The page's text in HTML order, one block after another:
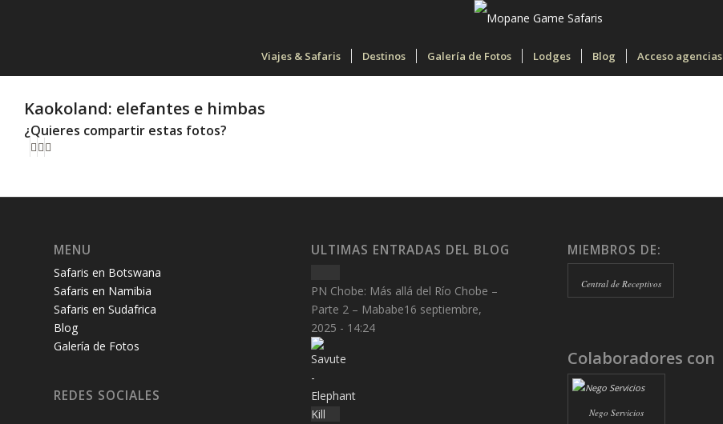
Viajes & Safaris Destinos Galería de Fotos Lodges Blog Acceso agencias
Kaokoland: elefantes e himbas
¿Quieres compartir estas fotos?
MENU
Safaris en Botswana
Safaris en Namibia
Safaris en Sudafrica
Blog
Galería de Fotos
REDES SOCIALES
ULTIMAS ENTRADAS DEL BLOG
PN Chobe: Más allá del Río Chobe –
Parte 2 – Mababe16 septiembre,
2025 - 14:24
MIEMBROS DE:
Central de Receptivos
Colaboradores con
Nego Servicios